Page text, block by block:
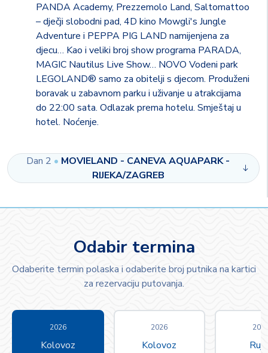
PANDA Academy, Prezzemolo Land, Saltomattoo
– dječji slobodni pad, 4D kino Mowgli's Jungle
Adventure i PEPPA PIG LAND namijenjena za
djecu… Kao i veliki broj show programa PARADA,
MAGIC Nautilus Live Show… NOVO Vodeni park
LEGOLAND® samo za obitelji s djecom. Produženi
boravak u zabavnom parku i uživanje u atrakcijama
do 22:00 sata. Odlazak prema hotelu. Smještaj u
hotel. Noćenje.
Dan 2 • MOVIELAND - CANEVA AQUAPARK -
RIJEKA/ZAGREB
Odabir termina
Odaberite termin polaska i odaberite broj putnika na kartici
za rezervaciju putovanja.
2026
Kolovoz
2026
Kolovoz